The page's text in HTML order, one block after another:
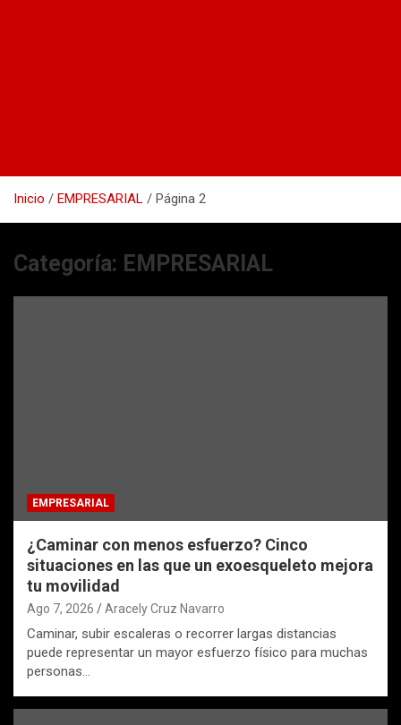
Inicio EMPRESARIAL Página 2
Categoría: EMPRESARIAL
EMPRESARIAL
¿Caminar con menos esfuerzo? Cinco
situaciones en las que un exoesqueleto mejora
tu movilidad
Ago 7, 2026 Aracely Cruz Navarro
Caminar, subir escaleras o recorrer largas distancias
puede representar un mayor esfuerzo físico para muchas
personas…